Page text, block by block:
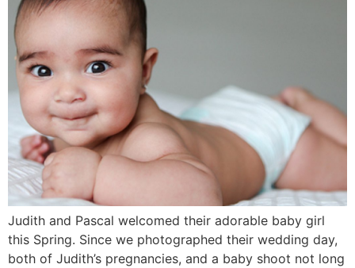
Judith and Pascal welcomed their adorable baby girl
this Spring. Since we photographed their wedding day,
both of Judith’s pregnancies, and a baby shoot not long